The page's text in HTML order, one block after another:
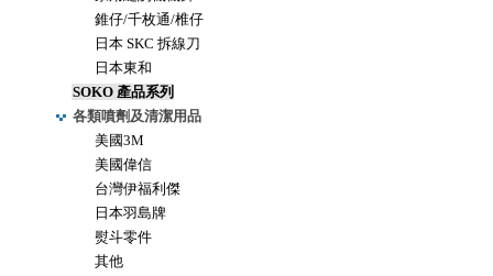
錐仔/千枚通/椎仔
日本 SKC 拆線刀
日本東和
SOKO 產品系列
各類噴劑及清潔用品
美國3M
美國偉信
台灣伊福利傑
日本羽島牌
熨斗零件
其他